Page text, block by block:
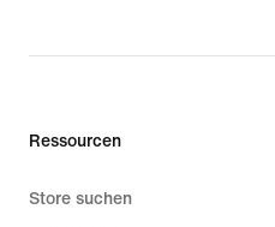
Ressourcen
Store suchen